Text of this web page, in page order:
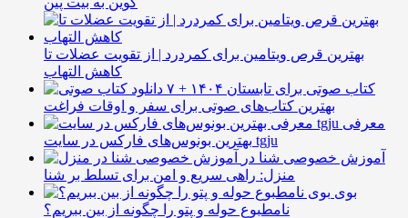
بهترین قرص ویتامین برای کمردرد | از تقویت عضلات تا
کاهش التهاب
۷ کتاب صوتی برای تابستان ۱۴۰۴ +
بهترین کتاب‌های صوتی برای سفر و اوقات فراغت
معرفی
بهترین بونوس‌های فارکس در سایت tgju
آموزش خصوصی شنا در
منزل: راهی سریع و امن برای تسلط بر شنا
بوی
نامطبوع حوله و پتو را چگونه از بین ببریم؟